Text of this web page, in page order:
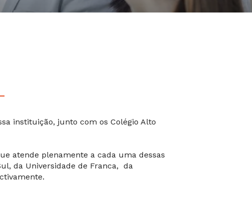
instituição, junto com os Colégio Alto
atende plenamente a cada uma dessas
da Universidade de Franca, da